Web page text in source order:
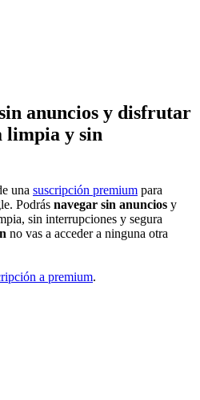
anuncios y disfrutar
limpia y sin
una suscripción premium para
Podrás navegar sin anuncios y
sin interrupciones y segura
no vas a acceder a ninguna otra
a premium.